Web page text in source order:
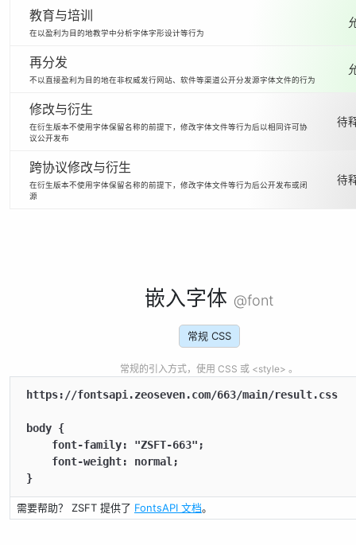
教育与培训
在以盈利为目的地教学中分析字体字形设计等行为
再分发
不以直接盈利为目的地在非权威发行网站、软件等渠道公开分发源字体文件的行为
修改与衍生
在衍生版本不使用字体保留名称的前提下，修改字体文件等行为后以相同许可协
议公开发布
待
跨协议修改与衍生
在衍生版本不使用字体保留名称的前提下，修改字体文件等行为后公开发布或闭
源
待
嵌入字体 @font
常规 CSS
常规的引入方式，使用 CSS 或 <style> 。
https://fontsapi.zeoseven.com/663/main/result.css
body {
    font-family: "ZSFT-663";
    font-weight: normal;
}
需要帮助？ ZSFT 提供了 FontsAPI 文档。